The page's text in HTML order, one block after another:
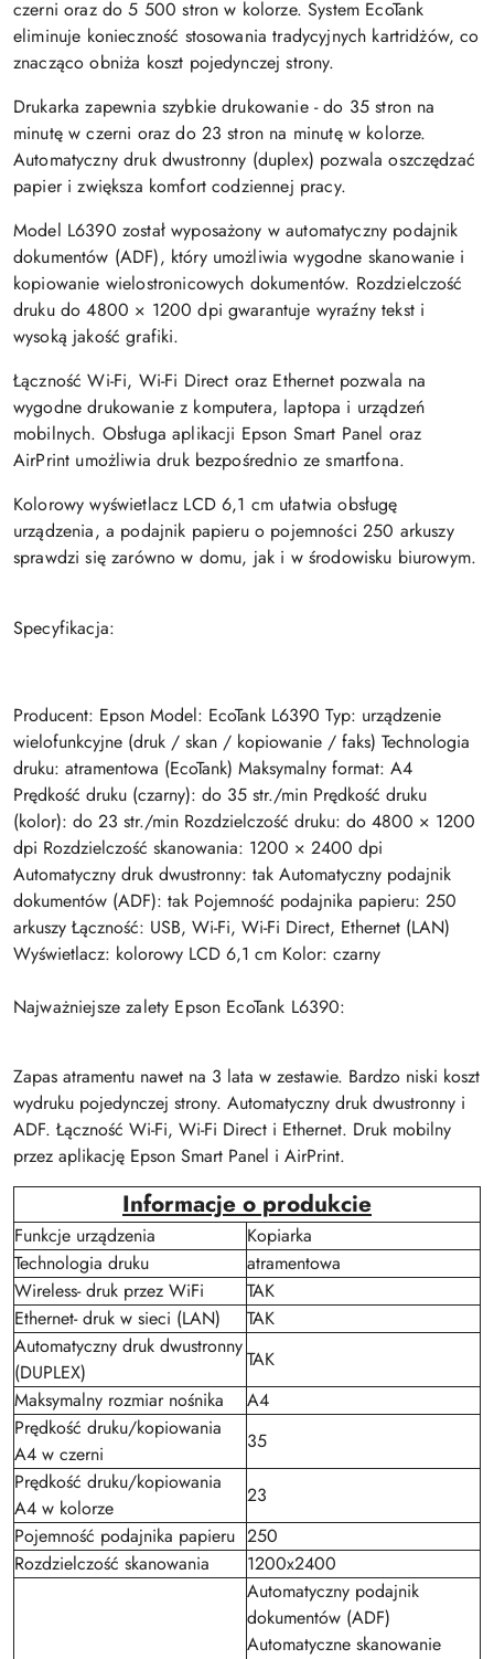
czerni oraz do 5 500 stron w kolorze. System EcoTank
eliminuje konieczność stosowania tradycyjnych kartridżów, co
znacząco obniża koszt pojedynczej strony.
Drukarka zapewnia szybkie drukowanie - do 35 stron na
minutę w czerni oraz do 23 stron na minutę w kolorze.
Automatyczny druk dwustronny (duplex) pozwala oszczędzać
papier i zwiększa komfort codziennej pracy.
Model L6390 został wyposażony w automatyczny podajnik
dokumentów (ADF), który umożliwia wygodne skanowanie i
kopiowanie wielostronicowych dokumentów. Rozdzielczość
druku do 4800 × 1200 dpi gwarantuje wyraźny tekst i
wysoką jakość grafiki.
Łączność Wi-Fi, Wi-Fi Direct oraz Ethernet pozwala na
wygodne drukowanie z komputera, laptopa i urządzeń
mobilnych. Obsługa aplikacji Epson Smart Panel oraz
AirPrint umożliwia druk bezpośrednio ze smartfona.
Kolorowy wyświetlacz LCD 6,1 cm ułatwia obsługę
urządzenia, a podajnik papieru o pojemności 250 arkuszy
sprawdzi się zarówno w domu, jak i w środowisku biurowym.
Specyfikacja:
Producent: Epson Model: EcoTank L6390 Typ: urządzenie
wielofunkcyjne (druk / skan / kopiowanie / faks) Technologia
druku: atramentowa (EcoTank) Maksymalny format: A4
Prędkość druku (czarny): do 35 str./min Prędkość druku
(kolor): do 23 str./min Rozdzielczość druku: do 4800 × 1200
dpi Rozdzielczość skanowania: 1200 × 2400 dpi
Automatyczny druk dwustronny: tak Automatyczny podajnik
dokumentów (ADF): tak Pojemność podajnika papieru: 250
arkuszy Łączność: USB, Wi-Fi, Wi-Fi Direct, Ethernet (LAN)
Wyświetlacz: kolorowy LCD 6,1 cm Kolor: czarny
Najważniejsze zalety Epson EcoTank L6390:
Zapas atramentu nawet na 3 lata w zestawie. Bardzo niski koszt
wydruku pojedynczej strony. Automatyczny druk dwustronny i
ADF. Łączność Wi-Fi, Wi-Fi Direct i Ethernet. Druk mobilny
przez aplikację Epson Smart Panel i AirPrint.
Informacje o produkcie
Funkcje urządzenia
Kopiarka
Technologia druku
atramentowa
Wireless- druk przez WiFi
TAK
Ethernet- druk w sieci (LAN)
TAK
Automatyczny druk dwustronny
(DUPLEX)
TAK
Maksymalny rozmiar nośnika
A4
Prędkość druku/kopiowania
A4 w czerni
35
Prędkość druku/kopiowania
A4 w kolorze
23
Pojemność podajnika papieru 250
Rozdzielczość skanowania
1200x2400
Automatyczny podajnik
dokumentów (ADF)
Automatyczne skanowanie